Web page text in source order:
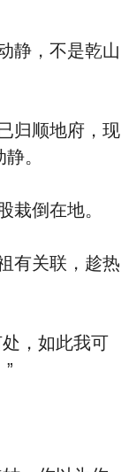
，不是乾山
顺地府，现
。
倒在地。
关联，趁热
，如此我可